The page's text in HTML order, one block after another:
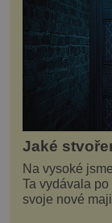
Jaké
Na vysoké
Ta vydávala
svoje nové
kamarádkami